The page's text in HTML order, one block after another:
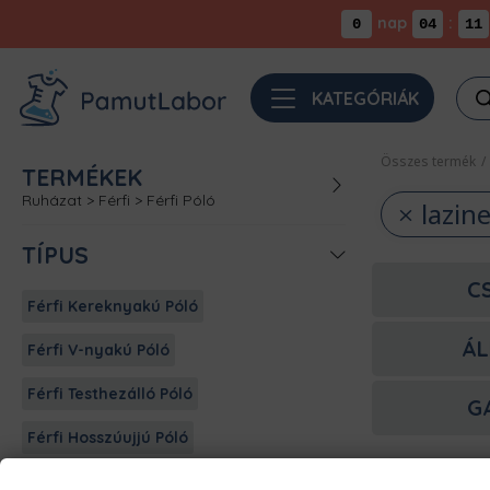
0 nap 04 : 11
KATEGÓRIÁK
TERMÉKEK
Ruházat > Férfi > Férfi Póló
TÍPUS
Férfi Kereknyakú Póló
Férfi V-nyakú Póló
Férfi Testhezálló Póló
Férfi Hosszúujjú Póló
Összes termék /